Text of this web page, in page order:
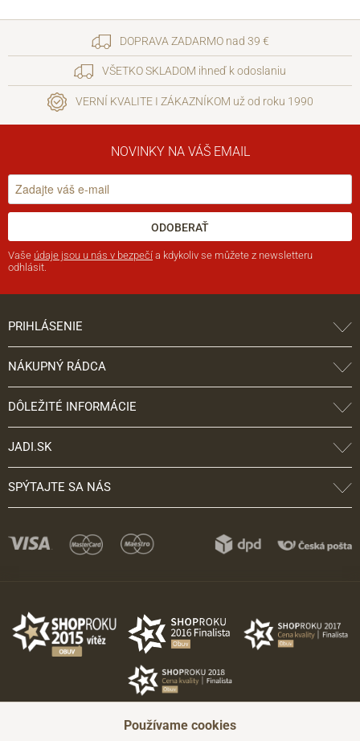
DOPRAVA ZADARMO nad 39 €
VŠETKO SKLADOM ihneď k odoslaniu
VERNÍ KVALITE I ZÁKAZNÍKOM už od roku 1990
NOVINKY NA VÁŠ EMAIL
ODOBERAŤ
Vaše údaje jsou u nás v bezpečí a kdykoliv se můžete z newsletteru
odhlásit.
PRIHLÁSENIE
NÁKUPNÝ RÁDCA
DÔLEŽITÉ INFORMÁCIE
JADI.SK
SPÝTAJTE SA NÁS
Používame cookies